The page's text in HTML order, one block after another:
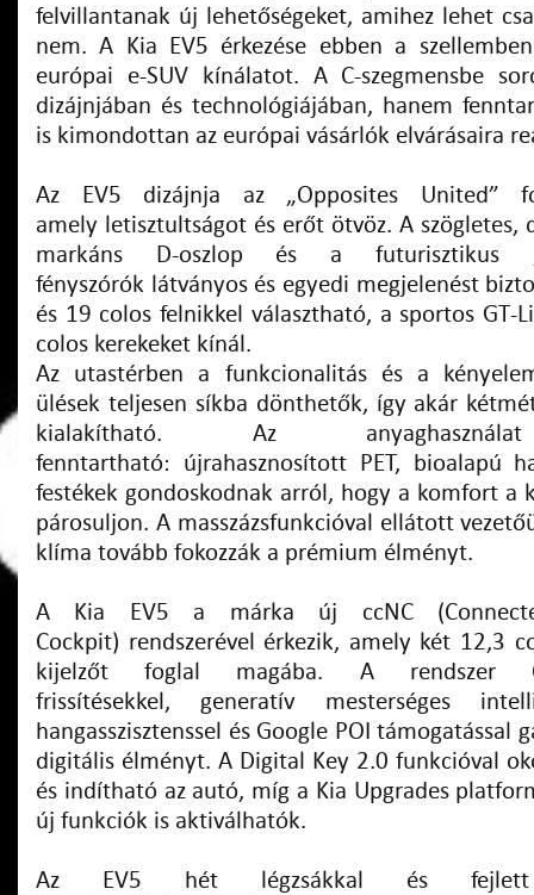
felvillantanak új lehetőségeket, amihez lehet
nem. A Kia EV5 érkezése ebben a
európai e-SUV kínálatot. A C-szegmensbe
dizájnjában és technológiájában, hanem
is kimondottan az európai vásárlók elvárásaira
Az EV5 dizájnja az „Opposites United”
amely letisztultságot és erőt ötvöz. A szögletes,
markáns D-oszlop és a futurisztikus
fényszórók látványos és egyedi megjelenést
és 19 colos felnikkel választható, a sportos GT-
colos kerekeket kínál.
Az utastérben a funkcionalitás és a
ülések teljesen síkba dönthetők, így akár
kialakítható. Az
fenntartható: újrahasznosított PET, bioalapú
festékek gondoskodnak arról, hogy a komfort a
párosuljon. A masszázsfunkcióval ellátott
klíma tovább fokozzák a prémium élményt.
A Kia EV5 a márka új ccNC
Cockpit) rendszerével érkezik, amely két 12,3
kijelzőt foglal magába. A rendszer
frissítésekkel, generatív mesterséges
hangasszisztenssel és Google POI támogatással
digitális élményt. A Digital Key 2.0 funkcióval
és indítható az autó, míg a Kia Upgrades
új funkciók is aktiválhatók.
Az EV5 hét légzsákkal és fejlett